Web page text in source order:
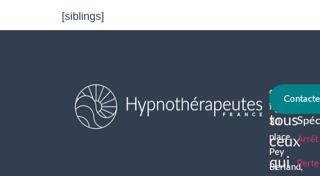
[siblings]
À
tous
ceux
qui
france.com
30
place
Pey
Berland,
Arrêt